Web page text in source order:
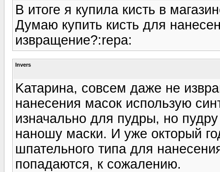
В итоге я купила кисть в
Думаю купить кисть для
извращение?:repa:
Invers
Kатарина, совсем даже не
нанесения масок использую
изначально для пудры, но
наношу маски. И уже окторый
шпательного типа для
попадаются, к сожалению.